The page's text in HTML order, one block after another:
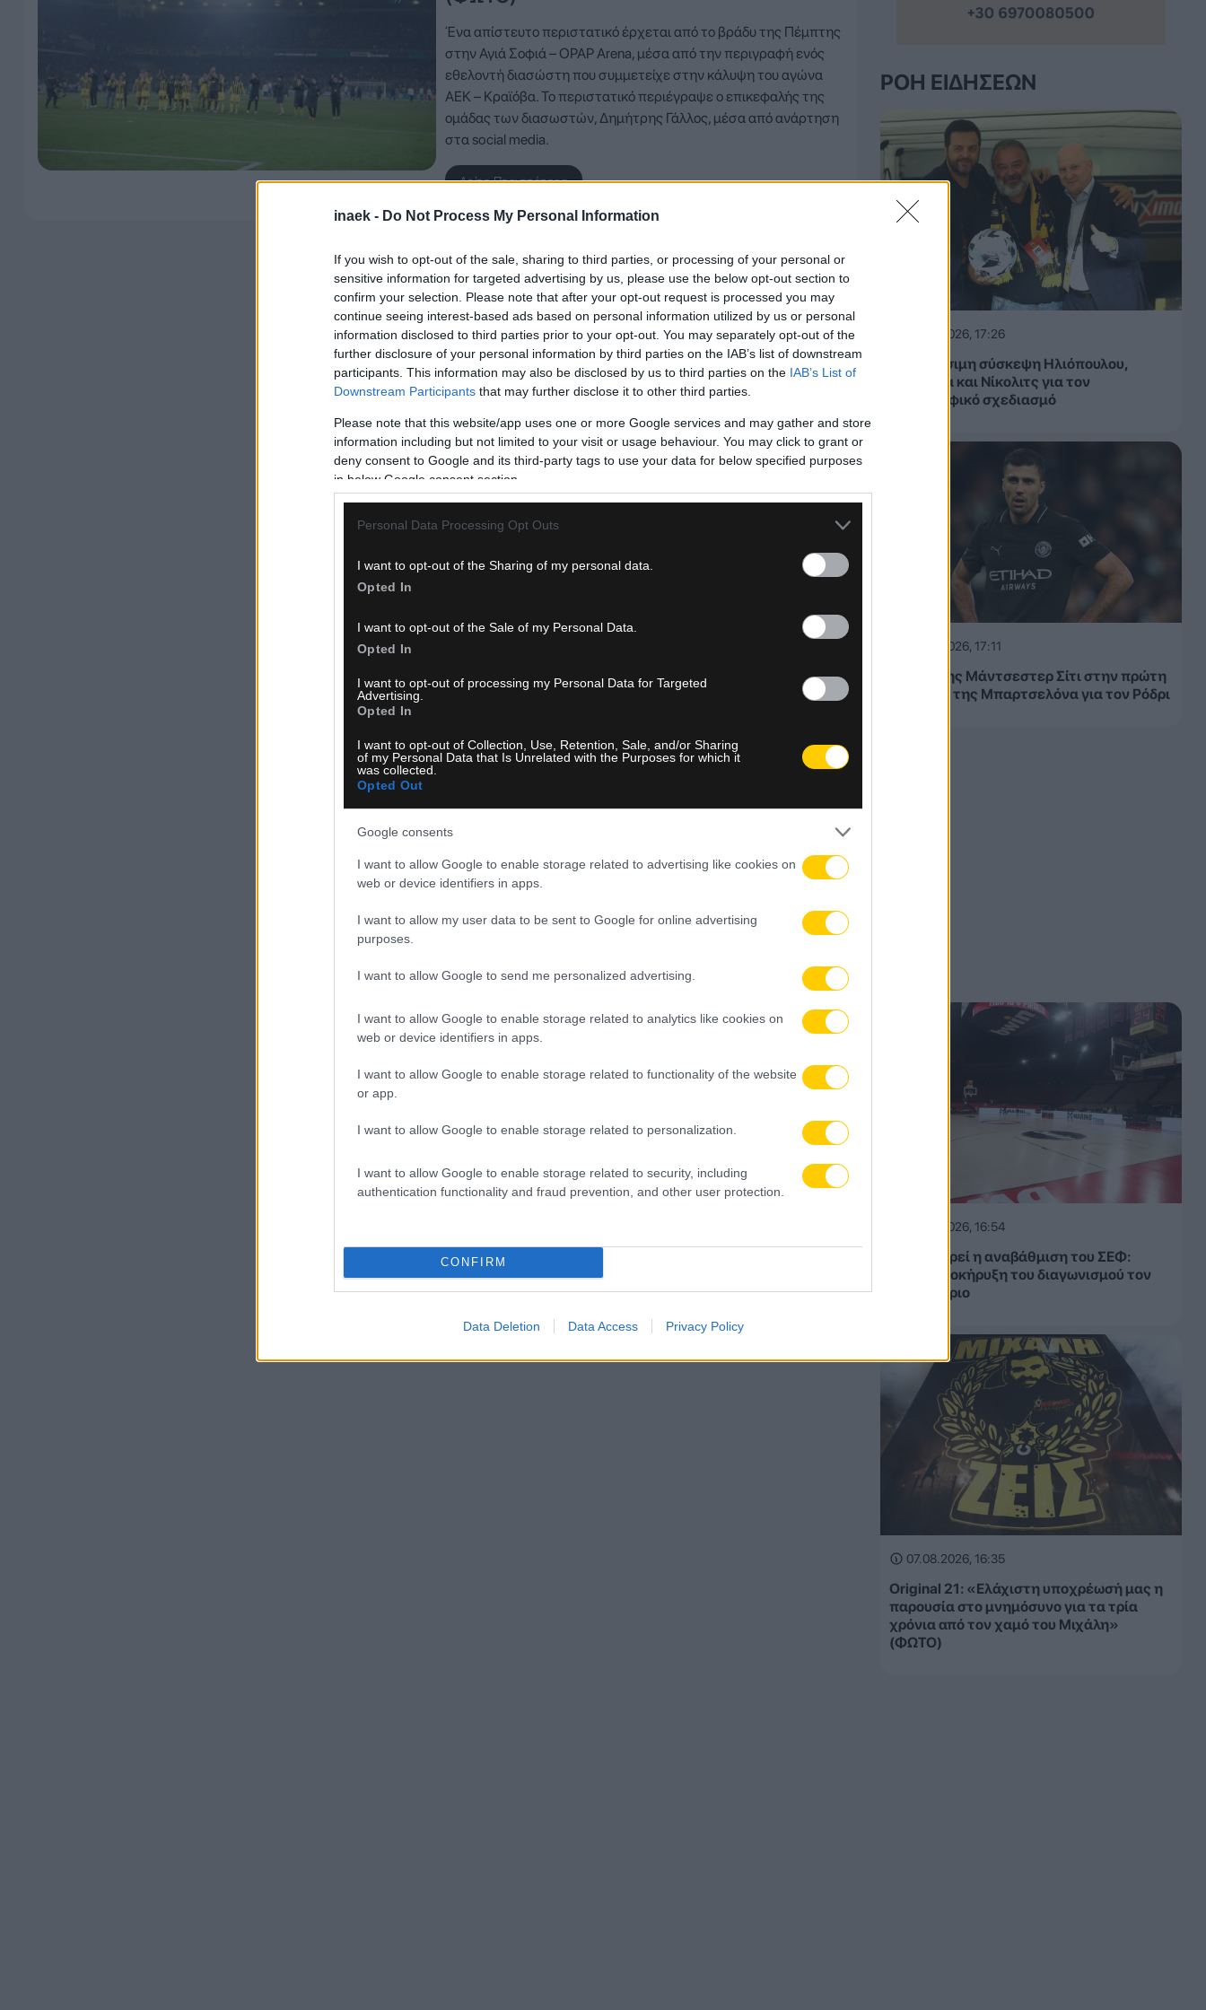
inaek - Do Not Process My Personal Information
If you wish to opt-out of the sale, sharing to third parties, or processing of your personal or
sensitive information for targeted advertising by us, please use the below opt-out section to
confirm your selection. Please note that after your opt-out request is processed you may
continue seeing interest-based ads based on personal information utilized by us or personal
information disclosed to third parties prior to your opt-out. You may separately opt-out of the
further disclosure of your personal information by third parties on the IAB’s list of downstream
participants. This information may also be disclosed by us to third parties on the IAB’s List of
Downstream Participants that may further disclose it to other third parties.
Please note that this website/app uses one or more Google services and may gather and store
information including but not limited to your visit or usage behaviour. You may click to grant or
deny consent to Google and its third-party tags to use your data for below specified purposes
in below Google consent section.
Personal Data Processing Opt Outs
I want to opt-out of the Sharing of my personal data.
Opted In
I want to opt-out of the Sale of my Personal Data.
Opted In
I want to opt-out of processing my Personal Data for Targeted
Advertising.
Opted In
I want to opt-out of Collection, Use, Retention, Sale, and/or Sharing
of my Personal Data that Is Unrelated with the Purposes for which it
was collected.
Opted Out
Google consents
I want to allow Google to enable storage related to advertising like cookies on
web or device identifiers in apps.
I want to allow my user data to be sent to Google for online advertising
purposes.
I want to allow Google to send me personalized advertising.
I want to allow Google to enable storage related to analytics like cookies on
web or device identifiers in apps.
I want to allow Google to enable storage related to functionality of the website
or app.
I want to allow Google to enable storage related to personalization.
I want to allow Google to enable storage related to security, including
authentication functionality and fraud prevention, and other user protection.
CONFIRM
Data Deletion Data Access Privacy Policy
Ένα απίστευτο περιστατικό έρχεται από το βράδυ της Πέμπτης
στην Αγιά Σοφιά – OPAP Arena, μέσα από την περιγραφή ενός
εθελοντή διασώστη που συμμετείχε στην κάλυψη του αγώνα
ΑΕΚ – Κραϊόβα. Το περιστατικό περιέγραψε ο επικεφαλής της
ομάδας των διασωστών, Δημήτρης Γάλλος, μέσα από ανάρτηση
στα social media.
Δείτε Περισσότερα
ΡΟΉ ΕΙΔΉΣΕΩΝ
07.08.2026, 17:26
ΑΕΚ: Κρίσιμη σύσκεψη Ηλιόπουλου,
Ριμπάλτα και Νίκολιτς για τον
μεταγραφικό σχεδιασμό
07.08.2026, 17:11
«Όχι» της Μάντσεστερ Σίτι στην πρώτη
πρόταση της Μπαρτσελόνα για τον Ρόδρι
07.08.2026, 16:54
Καθυστερεί η αναβάθμιση του ΣΕΦ:
Επαναπροκήρυξη του διαγωνισμού τον
Σεπτέμβριο
07.08.2026, 16:35
Original 21: «Ελάχιστη υποχρέωσή μας η
παρουσία στο μνημόσυνο για τα τρία
χρόνια από τον χαμό του Μιχάλη»
(ΦΩΤΟ)